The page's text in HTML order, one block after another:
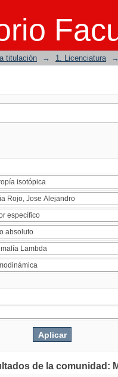
titulación → 1. Licenciatura
de la comunidad: